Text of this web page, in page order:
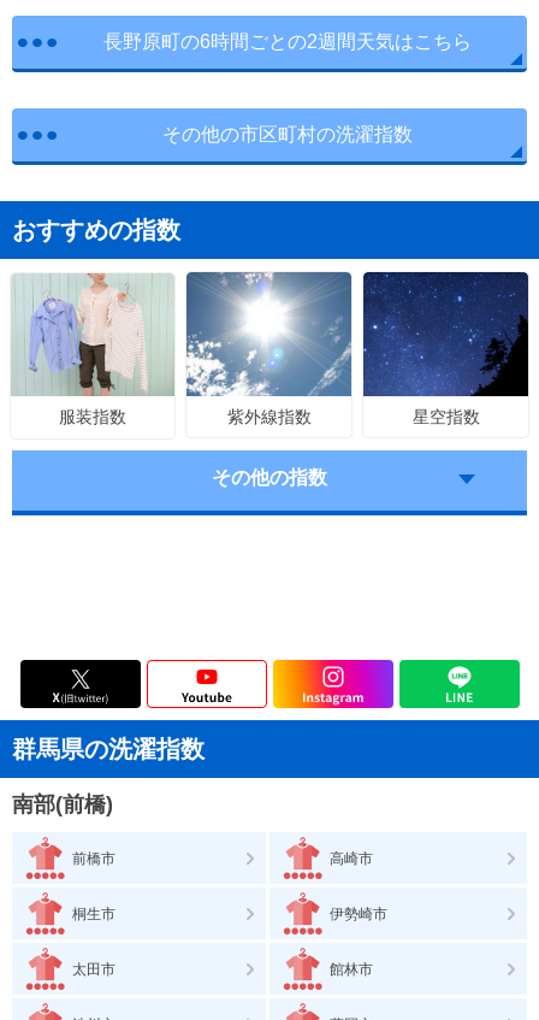
長野原町の6時間ごとの2週間天気はこちら
その他の市区町村の洗濯指数
おすすめの指数
服装指数 紫外線指数 星空指数
その他の指数
群馬県の洗濯指数
南部(前橋)
前橋市 高崎市
桐生市 伊勢崎市
太田市 館林市